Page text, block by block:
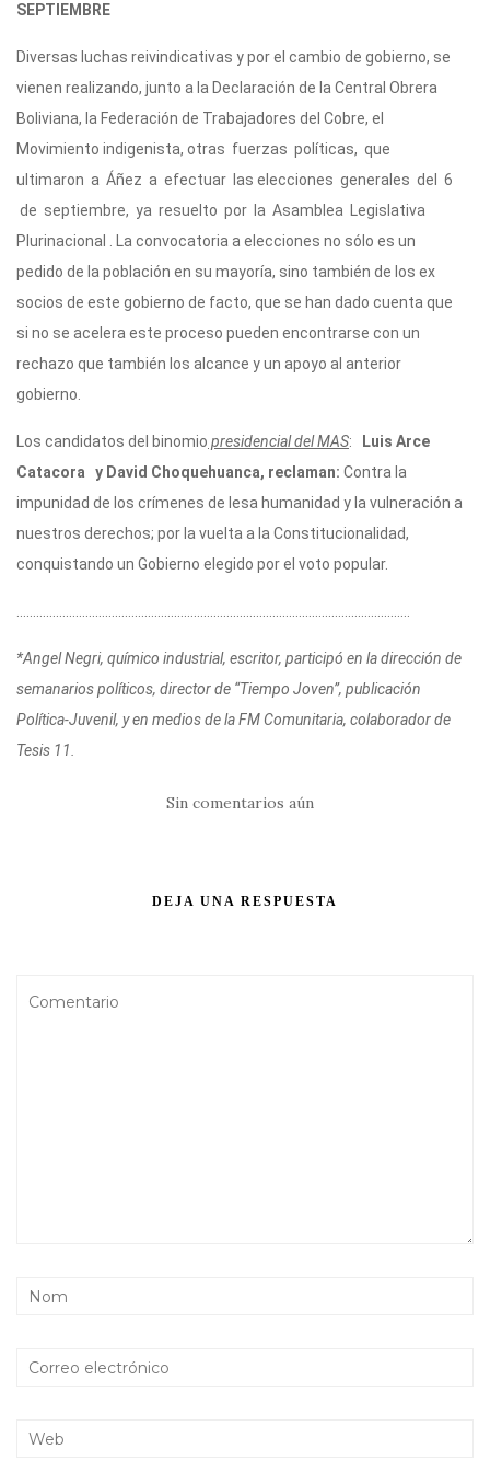
SEPTIEMBRE
Diversas luchas reivindicativas y por el cambio de gobierno, se
vienen realizando, junto a la Declaración de la Central Obrera
Boliviana, la Federación de Trabajadores del Cobre, el
Movimiento indigenista, otras fuerzas políticas, que
ultimaron a Áñez a efectuar las elecciones generales del 6
de septiembre, ya resuelto por la Asamblea Legislativa
Plurinacional . La convocatoria a elecciones no sólo es un
pedido de la población en su mayoría, sino también de los ex
socios de este gobierno de facto, que se han dado cuenta que
si no se acelera este proceso pueden encontrarse con un
rechazo que también los alcance y un apoyo al anterior
gobierno.
Los candidatos del binomio presidencial del MAS:
Luis Arce
Catacora y David Choquehuanca, reclaman: Contra la
impunidad de los crímenes de lesa humanidad y la vulneración a
nuestros derechos; por la vuelta a la Constitucionalidad,
conquistando un Gobierno elegido por el voto popular.
*Angel Negri, químico industrial, escritor, participó en la dirección de
semanarios políticos, director de “Tiempo Joven”, publicación
Política-Juvenil, y en medios de la FM Comunitaria, colaborador de
Tesis 11.
Sin comentarios aún
DEJA UNA RESPUESTA